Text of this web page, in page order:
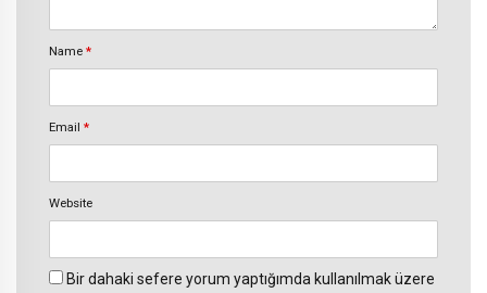
Name *
Email *
Website
Bir dahaki sefere yorum yaptığımda kullanılmak üzere